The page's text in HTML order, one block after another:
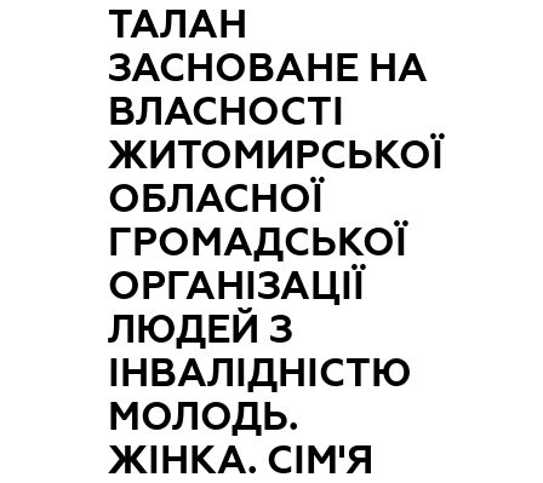
ТАЛАН
ЗАСНОВАНЕ НА
ВЛАСНОСТІ
ЖИТОМИРСЬКОЇ
ОБЛАСНОЇ
ГРОМАДСЬКОЇ
ОРГАНІЗАЦІЇ
ЛЮДЕЙ З
ІНВАЛІДНІСТЮ
МОЛОДЬ.
ЖІНКА. СІМ'Я